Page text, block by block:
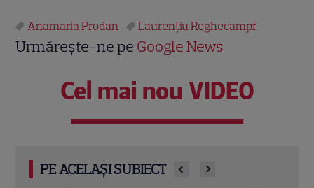
Anamaria Prodan Laurenţiu Reghecampf
Urmărește-ne pe Google News
Cel mai nou VIDEO
PE ACELAȘI SUBIECT